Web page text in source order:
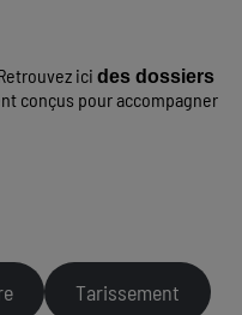
ici des dossiers
conçus pour accompagner
Tarissement